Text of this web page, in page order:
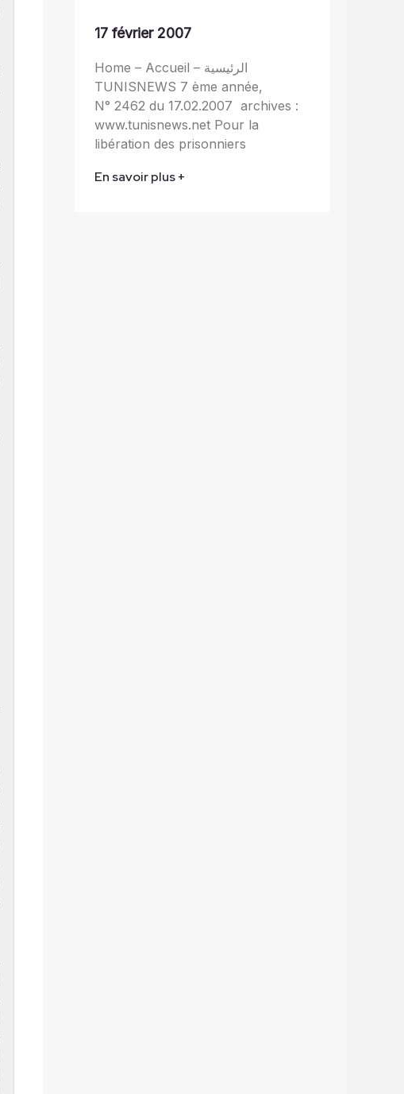
17 février 2007
Home – Accueil – الرئيسية
TUNISNEWS 7 ème année,
N° 2462 du 17.02.2007 archives :
www.tunisnews.net Pour la
libération des prisonniers
En savoir plus +